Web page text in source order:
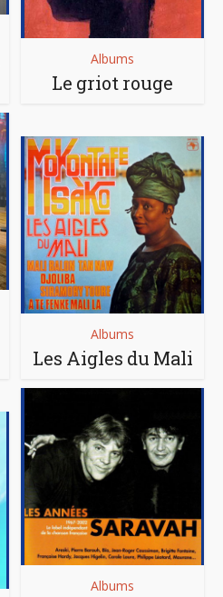
Albums
Le griot rouge
Albums
Les Aigles du Mali
Albums